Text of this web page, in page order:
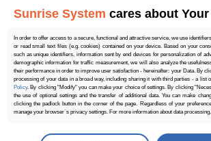
Sunrise System cares about
In order to offer access to a secure, functional and attractive service, we use
or read small text files (e.g. cookies) contained on your device. Based on your
such as unique identifiers, information sent by end devices for personalization of
demographic information for traffic measurement, we will also analyze the
their performance in order to improve user satisfaction - hereinafter: your Data. By
processing of your data in a broad way, including sharing it with third parties - a list
Policy. By clicking "Modify" you can make your choice of settings. By clicking
the use of optional settings and the transfer of additional data. You can make
clicking the padlock button in the corner of the page. Regardless of your
manage your browser`s privacy settings. For more information about data
Managepreferences